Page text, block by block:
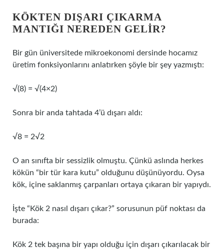
KÖKTEN DIŞARI ÇIKARMA
MANTIĞI NEREDEN GELIR?
Bir gün üniversitede mikroekonomi dersinde hocamız
üretim fonksiyonlarını anlatırken şöyle bir şey yazmıştı:
√(8) = √(4×2)
Sonra bir anda tahtada 4’ü dışarı aldı:
√8 = 2√2
O an sınıfta bir sessizlik olmuştu. Çünkü aslında herkes
kökün “bir tür kara kutu” olduğunu düşünüyordu. Oysa
kök, içine saklanmış çarpanları ortaya çıkaran bir yapıydı.
İşte “Kök 2 nasıl dışarı çıkar?” sorusunun püf noktası da
burada:
Kök 2 tek başına bir yapı olduğu için dışarı çıkarılacak bir